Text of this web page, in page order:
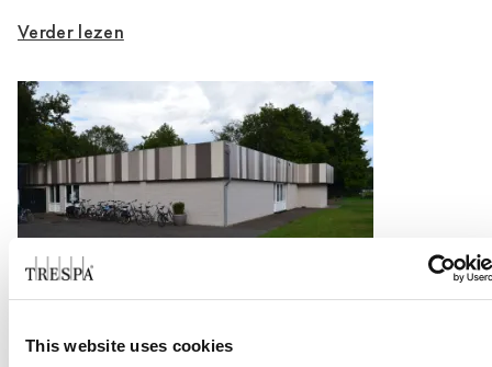
This website uses cookies
Verder lezen